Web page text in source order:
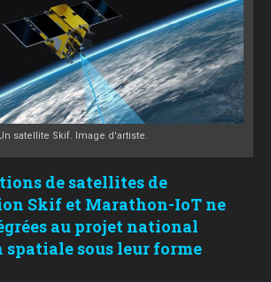
satellite Skif. Image d'artiste.
de satellites de
Skif et Marathon-IoT ne
au projet national
sous leur forme